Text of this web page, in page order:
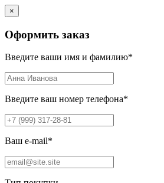
×
Оформить заказ
Введите ваши имя и фамилию*
Введите ваш номер телефона*
Ваш e-mail*